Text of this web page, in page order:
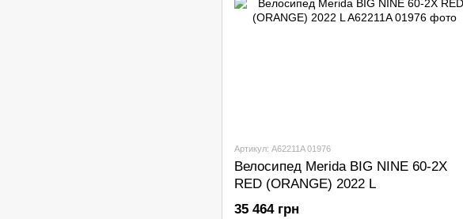
Артикул: A62211A 01976
Велосипед Merida BIG NINE 60-2X
RED (ORANGE) 2022 L
35 464 грн